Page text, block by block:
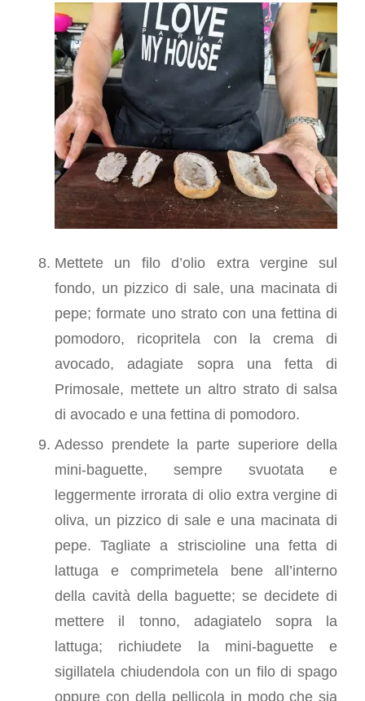
Mettete un filo d’olio extra vergine sul
fondo, un pizzico di sale, una macinata di
pepe; formate uno strato con una fettina di
pomodoro, ricopritela con la crema di
avocado, adagiate sopra una fetta di
Primosale, mettete un altro strato di salsa
di avocado e una fettina di pomodoro.
Adesso prendete la parte superiore della
mini-baguette, sempre svuotata e
leggermente irrorata di olio extra vergine di
oliva, un pizzico di sale e una macinata di
pepe. Tagliate a striscioline una fetta di
lattuga e comprimetela bene all’interno
della cavità della baguette; se decidete di
mettere il tonno, adagiatelo sopra la
lattuga; richiudete la mini-baguette e
sigillatela chiudendola con un filo di spago
oppure con della pellicola in modo che sia